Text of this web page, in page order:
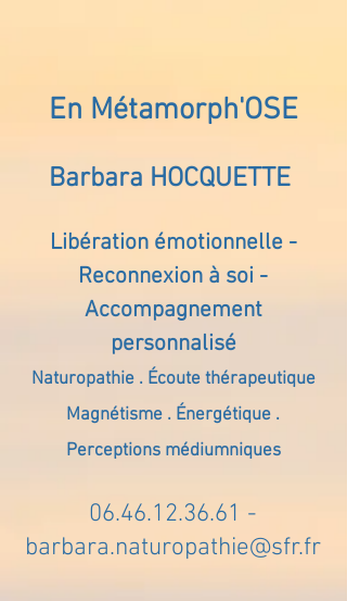
En Métamorph'OSE
Barbara HOCQUETTE
Libération émotionnelle -
Reconnexion à soi -
Accompagnement
personnalisé
Naturopathie . Écoute thérapeutique
Magnétisme . Énergétique .
Perceptions médiumniques
06.46.12.36.61 -
barbara.naturopathie@sfr.fr